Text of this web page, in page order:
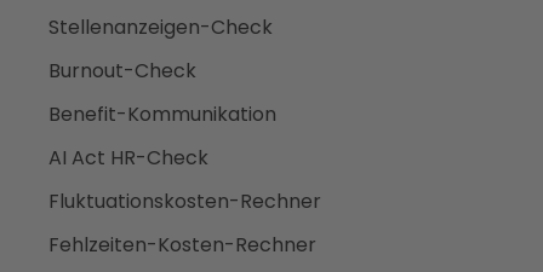
Stellenanzeigen-Check
Burnout-Check
Benefit-Kommunikation
AI Act HR-Check
Fluktuationskosten-Rechner
Fehlzeiten-Kosten-Rechner